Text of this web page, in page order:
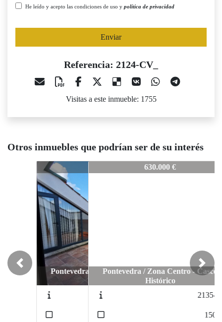
He leído y acepto las condiciones de uso y política de privacidad
Enviar
Referencia: 2124-CV_
Visitas a este inmueble: 1755
Otros inmuebles que podrían ser de su interés
600.000 €
Pontevedra / Zona Centro - Casco
Histórico
2150-PV.
180
2124-CV_
Pontevedra / Zona Centro - Casco
Previous Next